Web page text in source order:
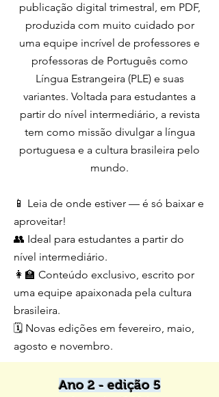
publicação digital trimestral, em PDF,
produzida com muito cuidado por
uma equipe incrível de professores e
professoras de Português como
Língua Estrangeira (PLE) e suas
variantes. Voltada para estudantes a
partir do nível intermediário, a revista
tem como missão divulgar a língua
portuguesa e a cultura brasileira pelo
mundo.
📱 Leia de onde estiver — é só baixar e
aproveitar!
👥 Ideal para estudantes a partir do
nível intermediário.
👩‍🏫 Conteúdo exclusivo, escrito por
uma equipe apaixonada pela cultura
brasileira.
🗓️ Novas edições em fevereiro, maio,
agosto e novembro.
Ano 2 - edição 5